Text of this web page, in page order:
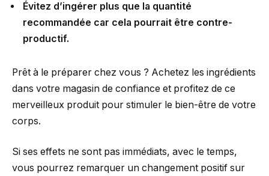
Évitez d’ingérer plus que la quantité
recommandée car cela pourrait être contre-
productif.
Prêt à le préparer chez vous ? Achetez les ingrédients
dans votre magasin de confiance et profitez de ce
merveilleux produit pour stimuler le bien-être de votre
corps.
Si ses effets ne sont pas immédiats, avec le temps,
vous pourrez remarquer un changement positif sur